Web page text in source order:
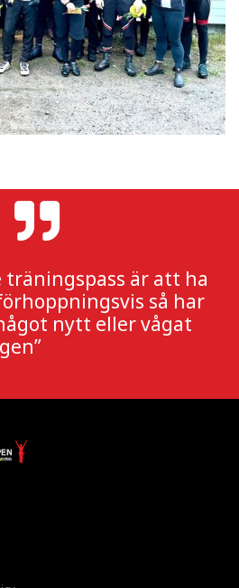
träningspass är att ha
så har
nytt eller vågat